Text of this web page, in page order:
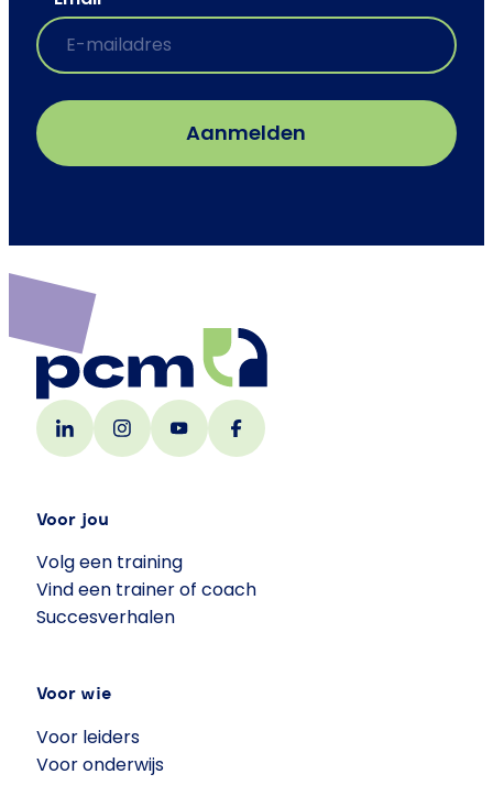
Voor jou
Volg een training
Vind een trainer of coach
Succesverhalen
Voor wie
Voor leiders
Voor onderwijs